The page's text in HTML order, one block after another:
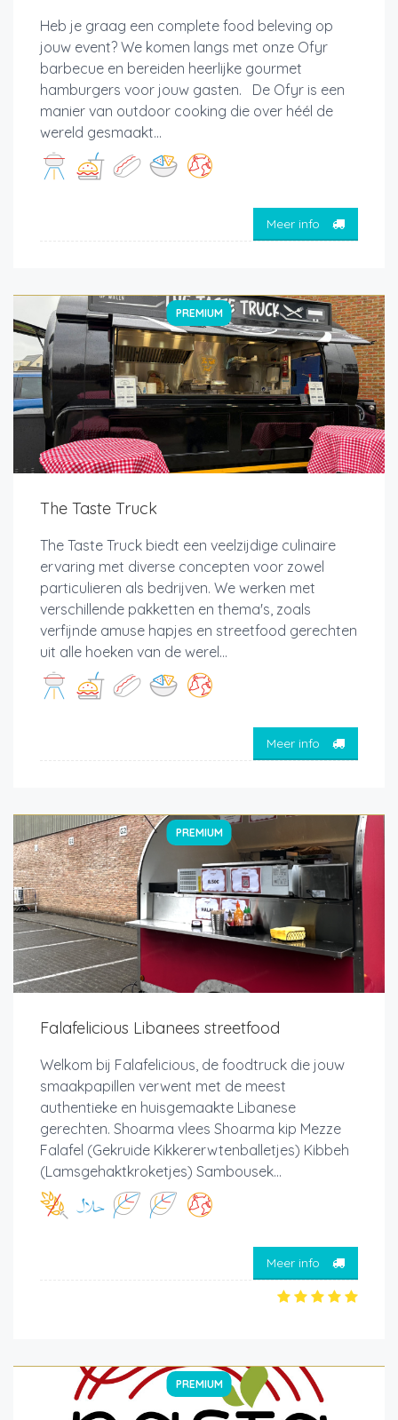
Heb je graag een complete food beleving op
jouw event? We komen langs met onze Ofyr
barbecue en bereiden heerlijke gourmet
hamburgers voor jouw gasten. De Ofyr is een
manier van outdoor cooking die over héél de
wereld gesmaakt...
Meer info
PREMIUM
The Taste Truck
The Taste Truck biedt een veelzijdige culinaire
ervaring met diverse concepten voor zowel
particulieren als bedrijven. We werken met
verschillende pakketten en thema's, zoals
verfijnde amuse hapjes en streetfood gerechten
uit alle hoeken van de werel...
Meer info
PREMIUM
Falafelicious Libanees streetfood
Welkom bij Falafelicious, de foodtruck die jouw
smaakpapillen verwent met de meest
authentieke en huisgemaakte Libanese
gerechten. Shoarma vlees Shoarma kip Mezze
Falafel (Gekruide Kikkererwtenballetjes) Kibbeh
(Lamsgehaktkroketjes) Sambousek...
Meer info
PREMIUM